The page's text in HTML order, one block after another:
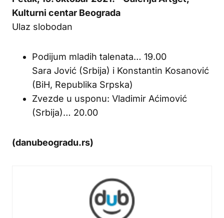
Kulturni centar Beograda
Ulaz slobodan
Podijum mladih talenata… 19.00
Sara Jović (Srbija) i Konstantin Kosanović
(BiH, Republika Srpska)
Zvezde u usponu: Vladimir Aćimović
(Srbija)… 20.00
(danubeogradu.rs)